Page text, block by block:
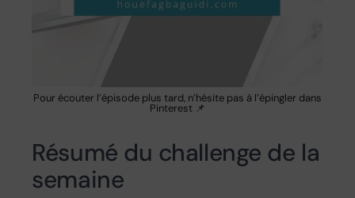
Pour écouter l’épisode plus tard, n’hésite pas à l’épingler dans
Pinterest 📌
Résumé du challenge de la
semaine